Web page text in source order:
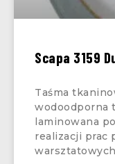
Scapa 3159
Taśma
wodoodporna
laminowana
realizacji prac